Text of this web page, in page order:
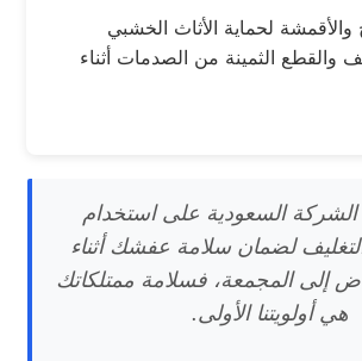
لحماية الأثاث الخشبي
والقطع الثمينة من الصدمات أثناء
السعودية على استخدام
لضمان سلامة عفشك أثناء
إلى المجمعة، فسلامة ممتلكاتك
هي أولويتنا الأولى.